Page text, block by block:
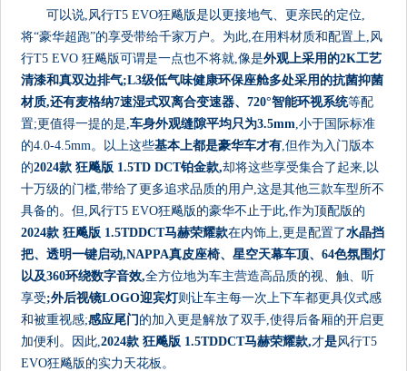
可以说,风行T5 EVO狂飚版是以更接地气、更亲民的定位,
将“豪华超跑”的享受带给千家万户。为此,在用料材质和配置上,风
行T5 EVO 狂飚版可谓是一点也不将就,像是外观上采用的2K工艺
清漆和真双边排气;L3级低气味健康环保座舱多处采用的抗菌抑菌
材质,还有麦格纳7速湿式双离合变速器、720°智能环视系统等配
置;更值得一提的是,车身外观缝隙平均只为3.5mm,小于国际标准
的4.0-4.5mm。以上这些基本上都是豪华车才有,但作为入门版本
的2024款 狂飚版 1.5TD DCT铂金款,却将这些享受集合了起来,以
十万级的门槛,带给了更多追求品质的用户,这是其他三款车型所不
具备的。但,风行T5 EVO狂飚版的豪华不止于此,作为顶配版的
2024款 狂飚版 1.5TDDCT马赫荣耀款在内饰上,更是配置了水晶挡
把、透明一键启动,NAPPA真皮座椅、星空天幕车顶、64色氛围灯
以及360环绕数字音效,全方位地为车主营造高品质的视、触、听
享受;外后视镜LOGO迎宾灯则让车主每一次上下车都更具仪式感
和被重视感;感应尾门 的加入更是解放了双手,使得后备厢的开启更
加便利。因此,2024款 狂飚版 1.5TDDCT马赫荣耀款,才是风行T5
EVO狂飚版的实力天花板。